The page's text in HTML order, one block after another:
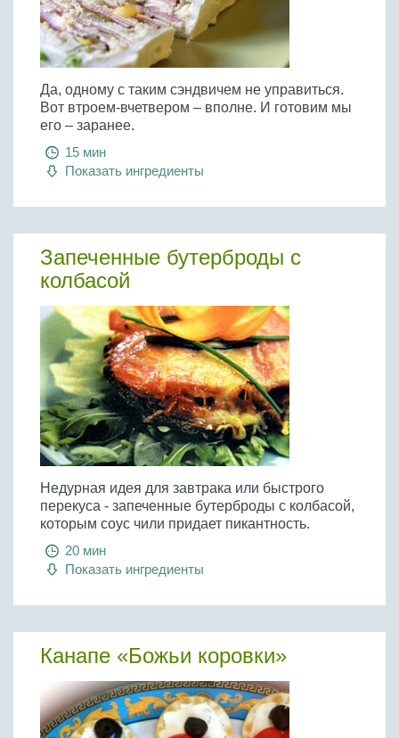
Да, одному с таким сэндвичем не управиться.
Вот втроем-вчетвером – вполне. И готовим мы
его – заранее.
15 мин
Показать ингредиенты
Запеченные бутерброды с
колбасой
Недурная идея для завтрака или быстрого
перекуса - запеченные бутерброды с колбасой,
которым соус чили придает пикантность.
20 мин
Показать ингредиенты
Канапе «Божьи коровки»